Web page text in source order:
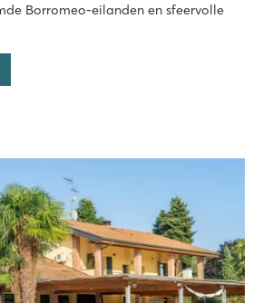
Borromeo-eilanden en sfeervolle